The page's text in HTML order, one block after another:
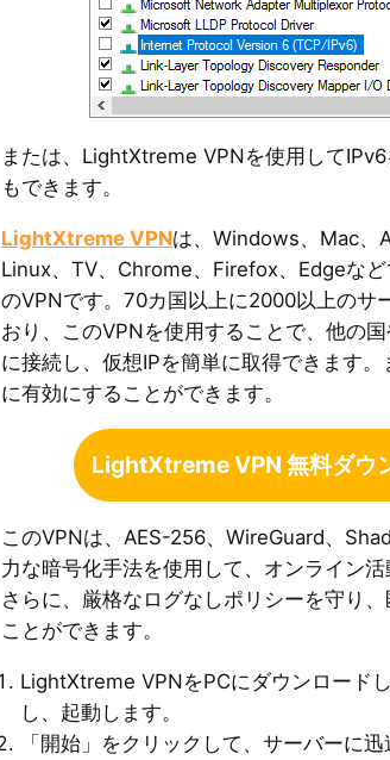
または、LightXtreme VPNを使用して
もできます。
LightXtreme VPNは、Windows、Mac、
Linux、TV、Chrome、Firefox、Edgeな
のVPNです。70カ国以上に2000以上のサ
おり、このVPNを使用することで、他の
に接続し、仮想IPを簡単に取得できます
に有効にすることができます。
LightXtreme VPN 無料ダウ
このVPNは、AES-256、WireGuard、
力な暗号化手法を使用して、オンライン活
さらに、厳格なログなしポリシーを守り
ことができます。
LightXtreme VPNをPCにダウンロード
し、起動します。
「開始」をクリックして、サーバーに迅